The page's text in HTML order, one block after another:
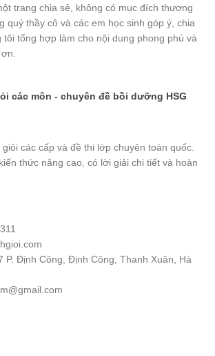
trang chia sẻ, không có mục đích thương
quý thầy cô và các em học sinh góp ý, chia
tôi tổng hợp làm cho nội dung phong phú và
các môn - chuyên đề bồi dưỡng HSG
các cấp và đề thi lớp chuyên toàn quốc.
thức nâng cao, có lời giải chi tiết và hoàn
P. Định Công, Định Công, Thanh Xuân, Hà